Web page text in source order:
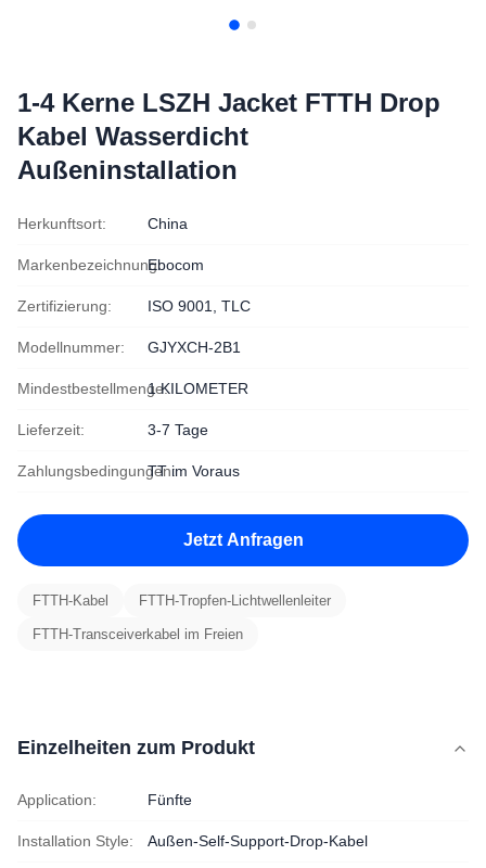
1-4 Kerne LSZH Jacket FTTH Drop
Kabel Wasserdicht
Außeninstallation
Herkunftsort: China
Markenbezeichnung:Ebocom
Zertifizierung: ISO 9001, TLC
Modellnummer: GJYXCH-2B1
Mindestbestellmenge:1 KILOMETER
Lieferzeit: 3-7 Tage
Zahlungsbedingungen:TT im Voraus
Jetzt Anfragen
FTTH-Kabel FTTH-Tropfen-Lichtwellenleiter
FTTH-Transceiverkabel im Freien
Einzelheiten zum Produkt
Application: Fünfte
Installation Style: Außen-Self-Support-Drop-Kabel